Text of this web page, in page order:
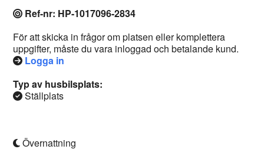
Ref-nr: HP-1017096-2834
För att skicka in frågor om platsen eller komplettera
uppgifter, måste du vara inloggad och betalande kund.
Logga in
Typ av husbilsplats:
Ställplats
Övernattning